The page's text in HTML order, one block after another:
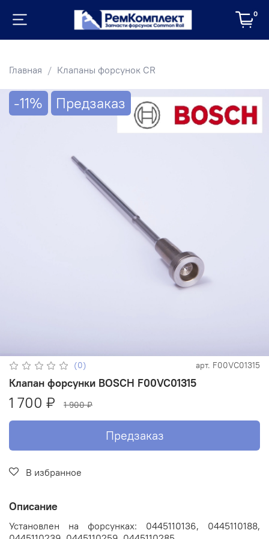
0
Главная Клапаны форсунок CR
-11% Предзаказ
(0) арт. F00VC01315
Клапан форсунки BOSCH F00VC01315
1 700 ₽ 1 900 ₽
Предзаказ
В избранное
Описание
Установлен на форсунках: 0445110136, 0445110188,